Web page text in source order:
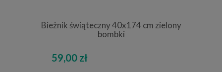
Bieżnik świąteczny 40x174 cm zielony
bombki
59,00 zł